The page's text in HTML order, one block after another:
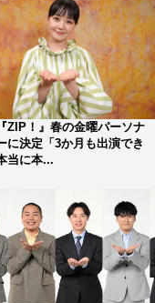
ZIP！』春の金曜パーソナ
に決定「3か月も出演でき
当に本...